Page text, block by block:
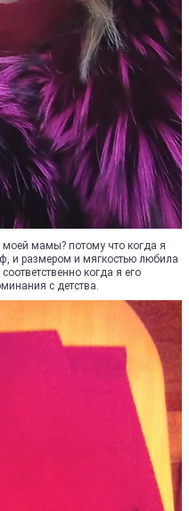
мамы? потому что когда я
и размером и мягкостью любила
когда я его
с детства.